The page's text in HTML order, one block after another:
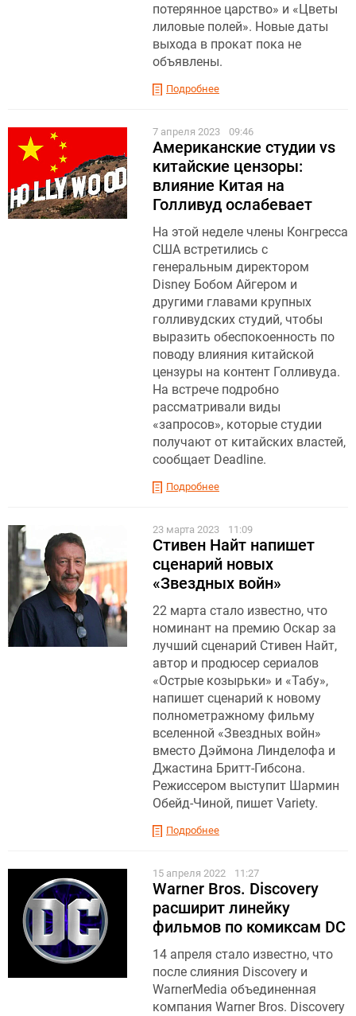
потерянное царство» и «Цветы
лиловые полей». Новые даты
выхода в прокат пока не
объявлены.
Подробнее
7 апреля 2023 09:46
Американские студии vs
китайские цензоры:
влияние Китая на
Голливуд ослабевает
На этой неделе члены Конгресса
США встретились с
генеральным директором
Disney Бобом Айгером и
другими главами крупных
голливудских студий, чтобы
выразить обеспокоенность по
поводу влияния китайской
цензуры на контент Голливуда.
На встрече подробно
рассматривали виды
«запросов», которые студии
получают от китайских властей,
сообщает Deadline.
Подробнее
23 марта 2023 11:09
Стивен Найт напишет
сценарий новых
«Звездных войн»
22 марта стало известно, что
номинант на премию Оскар за
лучший сценарий Стивен Найт,
автор и продюсер сериалов
«Острые козырьки» и «Табу»,
напишет сценарий к новому
полнометражному фильму
вселенной «Звездных войн»
вместо Дэймона Линделофа и
Джастина Бритт-Гибсона.
Режиссером выступит Шармин
Обейд-Чиной, пишет Variety.
Подробнее
15 апреля 2022 11:27
Warner Bros. Discovery
расширит линейку
фильмов по комиксам DC
14 апреля стало известно, что
после слияния Discovery и
WarnerMedia объединенная
компания Warner Bros. Discovery